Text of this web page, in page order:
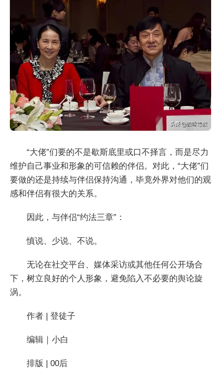
“大佬”们要的不是歇斯底里或口不择言，而是尽力
维护自己事业和形象的可信赖的伴侣。对此，“大佬”们
要做的还是持续与伴侣保持沟通，毕竟外界对他们的观
感和伴侣有很大的关系。
因此，与伴侣“约法三章”：
慎说、少说、不说。
无论在社交平台、媒体采访或其他任何公开场合
下，树立良好的个人形象，避免陷入不必要的舆论旋
涡。
作者 | 登徒子
编辑｜小白
排版 | 00后